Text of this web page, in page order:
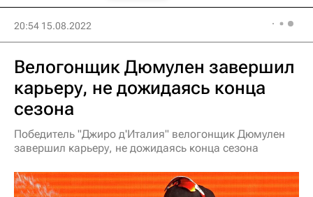
20:54 15.08.2022
Велогонщик Дюмулен завершил
карьеру, не дожидаясь конца
сезона
Победитель "Джиро д'Италия" велогонщик Дюмулен
завершил карьеру, не дожидаясь конца сезона